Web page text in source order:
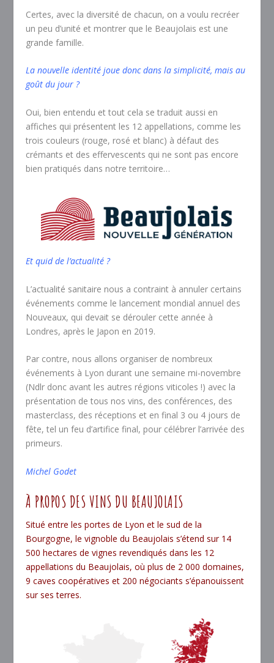
Certes, avec la diversité de chacun, on a voulu recréer
un peu d’unité et montrer que le Beaujolais est une
grande famille.
La nouvelle identité joue donc dans la simplicité, mais au
goût du jour ?
Oui, bien entendu et tout cela se traduit aussi en
affiches qui présentent les 12 appellations, comme les
trois couleurs (rouge, rosé et blanc) à défaut des
crémants et des effervescents qui ne sont pas encore
bien pratiqués dans notre territoire…
Et quid de l’actualité ?
L’actualité sanitaire nous a contraint à annuler certains
événements comme le lancement mondial annuel des
Nouveaux, qui devait se dérouler cette année à
Londres, après le Japon en 2019.
Par contre, nous allons organiser de nombreux
événements à Lyon durant une semaine mi-novembre
(Ndlr donc avant les autres régions viticoles !) avec la
présentation de tous nos vins, des conférences, des
masterclass, des réceptions et en final 3 ou 4 jours de
fête, tel un feu d’artifice final, pour célébrer l’arrivée des
primeurs.
Michel Godet
À PROPOS DES VINS DU BEAUJOLAIS
Situé entre les portes de Lyon et le sud de la
Bourgogne, le vignoble du Beaujolais s’étend sur 14
500 hectares de vignes revendiqués dans les 12
appellations du Beaujolais, où plus de 2 000 domaines,
9 caves coopératives et 200 négociants s’épanouissent
sur ses terres.